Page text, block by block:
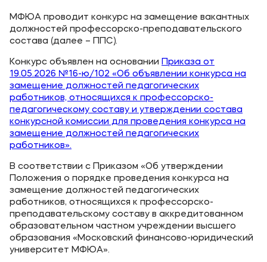
Карьера
Институт дополнительного образования
Уровни образования
Среднее профессиональное образование
Высшее образование
Дополнительное образование
Медиа
Объявления
Новости ВУЗа
Контакты
МФЮА проводит конкурс на замещение вакантных
должностей профессорско-преподавательского
состава (далее – ППС).
Конкурс объявлен на основании Приказа от
19.05.2026 №16-ю/102 «Об объявлении конкурса на
замещение должностей педагогических
работников, относящихся к профессорско-
педагогическому составу и утверждении состава
конкурсной комиссии для проведения конкурса на
замещение должностей педагогических
работников».
В соответствии с Приказом «Об утверждении
Положения о порядке проведения конкурса на
замещение должностей педагогических
работников, относящихся к профессорско-
преподавательскому составу в аккредитованном
образовательном частном учреждении высшего
образования «Московский финансово-юридический
университет МФЮА».